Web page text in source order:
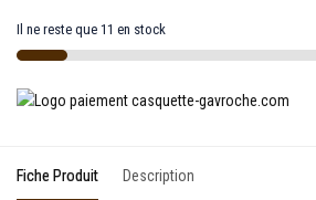
Il ne reste que 11 en stock
Fiche Produit Description